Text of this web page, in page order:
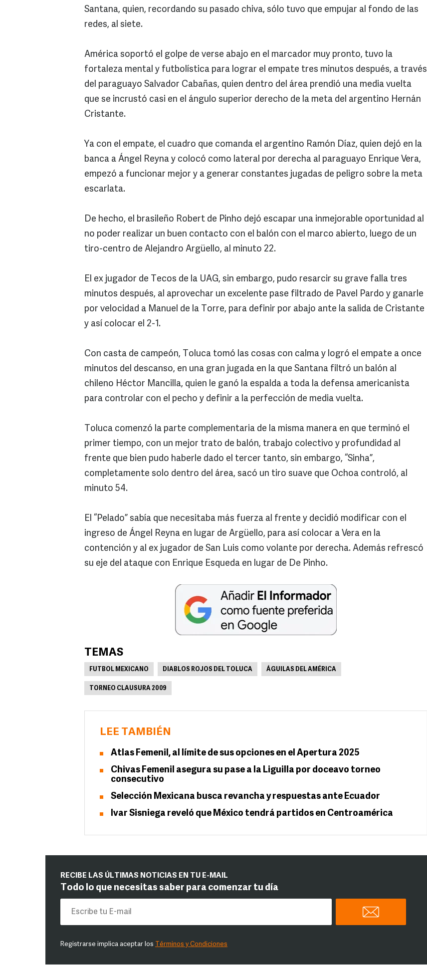
Santana, quien, recordando su pasado chiva, sólo tuvo que empujar al fondo de las
redes, al siete.
América soportó el golpe de verse abajo en el marcador muy pronto, tuvo la
fortaleza mental y futbolística para lograr el empate tres minutos después, a través
del paraguayo Salvador Cabañas, quien dentro del área prendió una media vuelta
que se incrustó casi en el ángulo superior derecho de la meta del argentino Hernán
Cristante.
Ya con el empate, el cuadro que comanda el argentino Ramón Díaz, quien dejó en la
banca a Ángel Reyna y colocó como lateral por derecha al paraguayo Enrique Vera,
empezó a funcionar mejor y a generar constantes jugadas de peligro sobre la meta
escarlata.
De hecho, el brasileño Robert de Pinho dejó escapar una inmejorable oportunidad al
no poder realizar un buen contacto con el balón con el marco abierto, luego de un
tiro-centro de Alejandro Argüello, al minuto 22.
El ex jugador de Tecos de la UAG, sin embargo, pudo resarcir su grave falla tres
minutos después, al aprovechar un excelente pase filtrado de Pavel Pardo y ganarle
por velocidad a Manuel de la Torre, para definir por abajo ante la salida de Cristante
y así colocar el 2-1.
Con casta de campeón, Toluca tomó las cosas con calma y logró el empate a once
minutos del descanso, en una gran jugada en la que Santana filtró un balón al
chileno Héctor Mancilla, quien le ganó la espalda a toda la defensa americanista
para controlar con el pecho y definir a la perfección de media vuelta.
Toluca comenzó la parte complementaria de la misma manera en que terminó el
primer tiempo, con un mejor trato de balón, trabajo colectivo y profundidad al
frente que bien pudo haberle dado el tercer tanto, sin embargo, “Sinha”,
completamente solo dentro del área, sacó un tiro suave que Ochoa controló, al
minuto 54.
El “Pelado” sabía que necesitaba más fuerza al frente y decidió modificar con el
ingreso de Ángel Reyna en lugar de Argüello, para así colocar a Vera en la
contención y al ex jugador de San Luis como volante por derecha. Además refrescó
su eje del ataque con Enrique Esqueda en lugar de De Pinho.
TEMAS
FUTBOL MEXICANO DIABLOS ROJOS DEL TOLUCA ÁGUILAS DEL AMÉRICA
TORNEO CLAUSURA 2009
LEE TAMBIÉN
Atlas Femenil, al límite de sus opciones en el Apertura 2025
Chivas Femenil asegura su pase a la Liguilla por doceavo torneo
consecutivo
Selección Mexicana busca revancha y respuestas ante Ecuador
Ivar Sisniega reveló que México tendrá partidos en Centroamérica
RECIBE LAS ÚLTIMAS NOTICIAS EN TU E-MAIL
Todo lo que necesitas saber para comenzar tu día
Registrarse implica aceptar los Términos y Condiciones